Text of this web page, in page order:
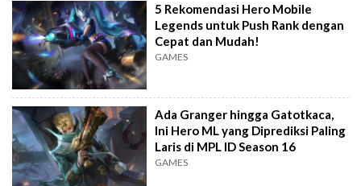
5 Rekomendasi Hero Mobile
Legends untuk Push Rank dengan
Cepat dan Mudah!
GAMES
Ada Granger hingga Gatotkaca,
Ini Hero ML yang Diprediksi Paling
Laris di MPL ID Season 16
GAMES